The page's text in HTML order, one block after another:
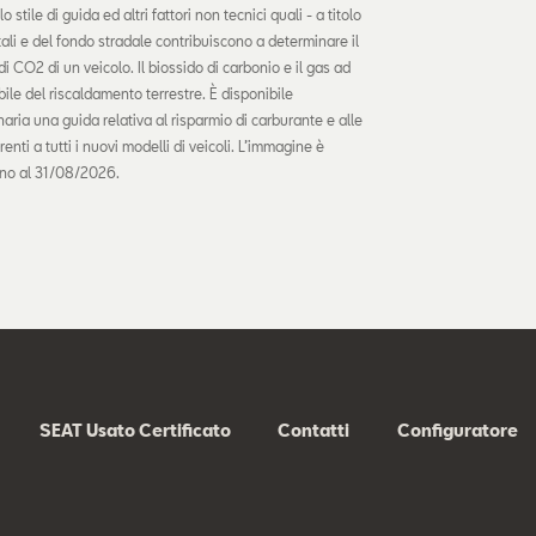
stile di guida ed altri fattori non tecnici quali - a titolo
e del fondo stradale contribuiscono a determinare il
CO2 di un veicolo. Il biossido di carbonio e il gas ad
del riscaldamento terrestre. È disponibile
una guida relativa al risparmio di carburante e alle
a tutti i nuovi modelli di veicoli. L’immagine è
al 31/08/2026.
SEAT Usato Certificato Contatti Configuratore